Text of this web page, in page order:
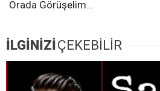
Orada Görüşelim…
İLGİNİZİÇEKEBİLİR